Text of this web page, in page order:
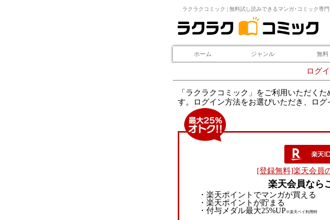
ラクラクコミック | 無料試し読みできるマンガ･コミック専
ホーム ジャンル 無料
ログ
「ラクラクコミック」をご利用いただく
す。ログイン方法をお選びいただき、ログ
[登録無料]楽天会員
楽天会員なら
・楽天ポイントでマンガが買える
・楽天ポイントが貯まる
・付与メダル最大25%UP※楽天ペイ利用時